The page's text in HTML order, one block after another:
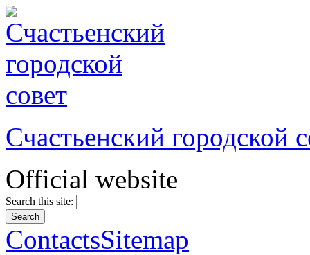
Счастьенский городской
Official website
Search this site:
ContactsSitemap